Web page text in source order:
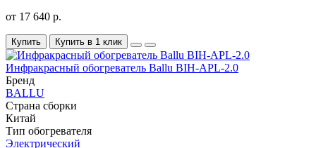
от 17 640 р.
Купить Купить в 1 клик
Инфракрасный обогреватель Ballu BIH-APL-2.0
Бренд
BALLU
Страна сборки
Китай
Тип обогревателя
Электрический